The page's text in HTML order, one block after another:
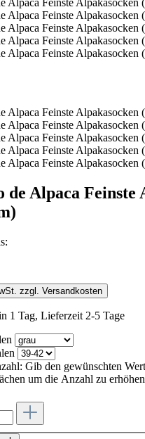
de Alpaca Feinste
zzgl. Versandkosten
1 Tag, Lieferzeit 2-5 Tage
Gib den gewünschten
um die Anzahl zu